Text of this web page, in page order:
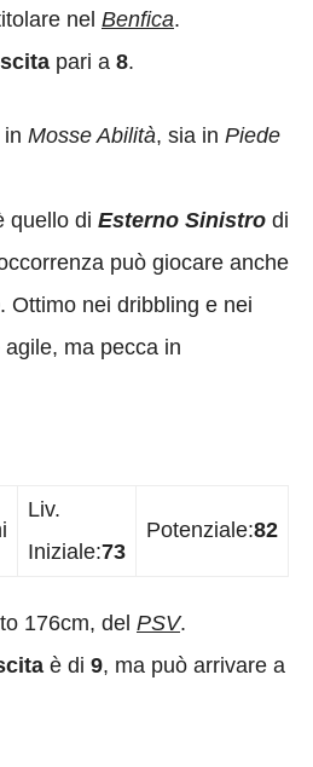
nel Benfica.
pari a 8.
Mosse Abilità, sia in Piede
quello di Esterno Sinistro di
può giocare anche
. Ottimo nei dribbling e nei
ma pecca in
Liv.
Iniziale:73
Potenziale:82
176cm, del PSV.
è di 9, ma può arrivare a